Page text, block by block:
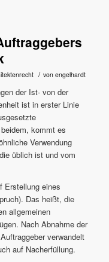
/ von engelhardt
der Ist- von der
ist in erster Linie
kommt es
Verwendung
üblich ist und vom
Erstellung eines
Das heißt, die
allgemeinen
Nach Abnahme der
verwandelt
auf Nacherfüllung.